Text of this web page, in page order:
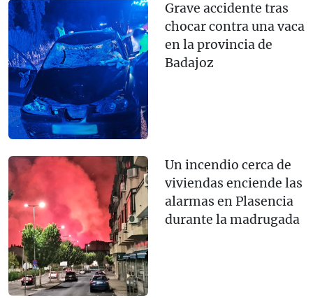
Grave accidente tras
chocar contra una vaca
en la provincia de
Badajoz
Un incendio cerca de
viviendas enciende las
alarmas en Plasencia
durante la madrugada